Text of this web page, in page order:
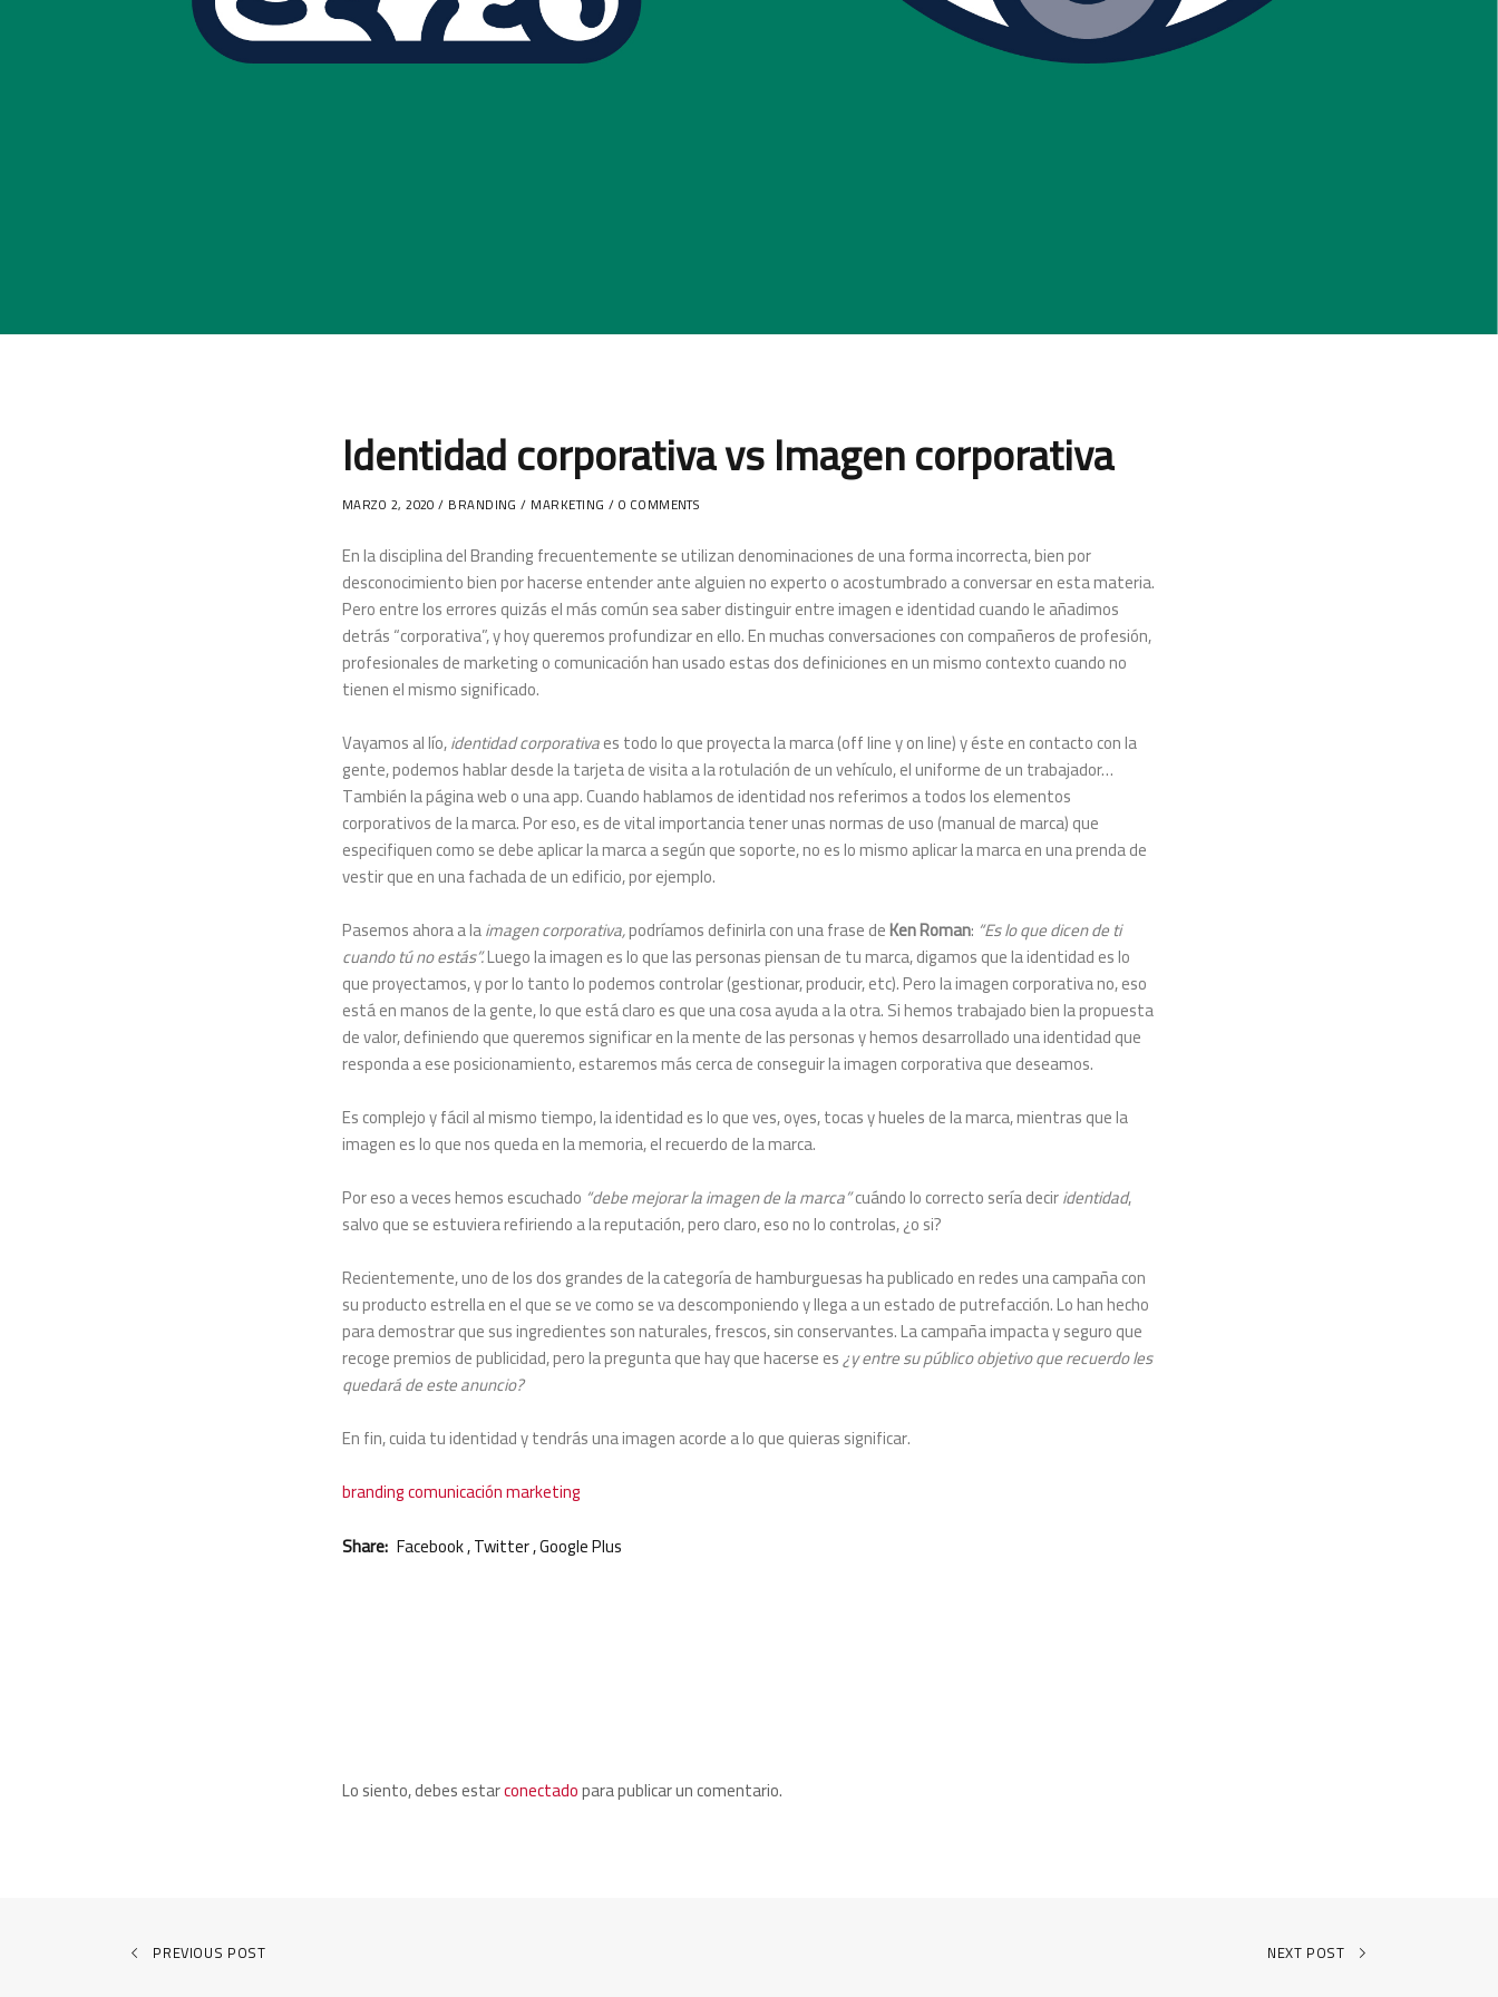
Identidad corporativa vs Imagen corporativa
MARZO 2, 2020 / BRANDING / MARKETING / 0 COMMENTS
En la disciplina del Branding frecuentemente se utilizan denominaciones de una forma incorrecta, bien por
desconocimiento bien por hacerse entender ante alguien no experto o acostumbrado a conversar en esta materia.
Pero entre los errores quizás el más común sea saber distinguir entre imagen e identidad cuando le añadimos
detrás “corporativa”, y hoy queremos profundizar en ello. En muchas conversaciones con compañeros de profesión,
profesionales de marketing o comunicación han usado estas dos definiciones en un mismo contexto cuando no
tienen el mismo significado.
Vayamos al lío,identidad corporativaes todo lo que proyecta la marca (off line y on line) y éste en contacto con la
gente, podemos hablar desde la tarjeta de visita a la rotulación de un vehículo, el uniforme de un trabajador…
También la página web o una app. Cuando hablamos de identidad nos referimos a todos los elementos
corporativos de la marca. Por eso, es de vital importancia tener unas normas de uso (manual de marca) que
especifiquen como se debe aplicar la marca a según que soporte, no es lo mismo aplicar la marca en una prenda de
vestir que en una fachada de un edificio, por ejemplo.
Pasemos ahora a laimagen corporativa,podríamos definirla con una frase deKen Roman: “Es lo que dicen de ti
cuando tú no estás”.Luego la imagen es lo que las personas piensan de tu marca, digamos que la identidad es lo
que proyectamos, y por lo tanto lo podemos controlar (gestionar, producir, etc). Pero la imagen corporativa no, eso
está en manos de la gente, lo que está claro es que una cosa ayuda a la otra. Si hemos trabajado bien la propuesta
de valor, definiendo que queremos significar en la mente de las personas y hemos desarrollado una identidad que
responda a ese posicionamiento, estaremos más cerca de conseguir la imagen corporativa que deseamos.
Es complejo y fácil al mismo tiempo, la identidad es lo que ves, oyes, tocas y hueles de la marca, mientras que la
imagen es lo que nos queda en la memoria, el recuerdo de la marca.
Por eso a veces hemos escuchado “debe mejorar la imagen de la marca”cuándo lo correcto sería deciridentidad,
salvo que se estuviera refiriendo a la reputación, pero claro, eso no lo controlas, ¿o si?
Recientemente, uno de los dos grandes de la categoría de hamburguesas ha publicado en redes una campaña con
su producto estrella en el que se ve como se va descomponiendo y llega a un estado de putrefacción. Lo han hecho
para demostrar que sus ingredientes son naturales, frescos, sin conservantes. La campaña impacta y seguro que
recoge premios de publicidad, pero la pregunta que hay que hacerse es¿y entre su público objetivo que recuerdo les
quedará de este anuncio?
En fin, cuida tu identidad y tendrás una imagen acorde a lo que quieras significar.
brandingcomunicaciónmarketing
Share: Facebook,Twitter,Google Plus
Lo siento, debes estarconectadopara publicar un comentario.
PREVIOUS POST NEXT POST